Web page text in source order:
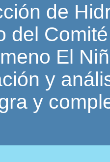
de
del
El
y
y